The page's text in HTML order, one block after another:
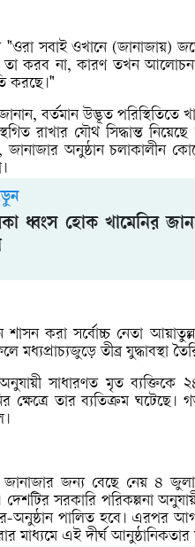
"ওরা সবাই ওখানে (জানাজায়)
তা করব না, কারণ তখন
করছে।"
বর্তমান উদ্ভূত পরিস্থিতিতে
রাখার যৌথ সিদ্ধান্ত
জানাজার অনুষ্ঠান
ধ্বংস হোক খামেনির
করা সর্বোচ্চ নেতা
তীব্র যুদ্ধাবস্থা
সাধারণত মৃত ব্যক্তিকে
ক্ষেত্রে তার ব্যতিক্রম
জন্য বেছে নেয় ৪ জুলাই
দেশটির সরকারি পরিকল্পনা
অনুষ্ঠান পালিত হবে। এরপর
মাধ্যমে এই দীর্ঘ আনুষ্ঠানিকতার